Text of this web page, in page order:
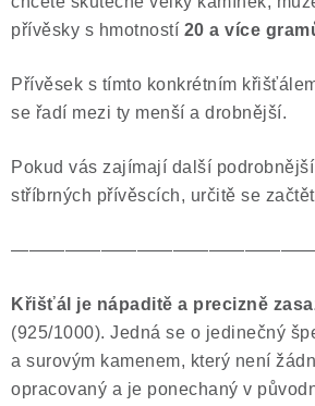
přívěsky s hmotností 20 a více
Přívěsek s tímto konkrétním
se řadí mezi ty menší a drobnější.
Pokud vás zajímají další
stříbrných přívěscích, určitě se
Křišťál je nápaditě a precizně
(925/1000). Jedná se o jedinečný
a surovým kamenem, který není
opracovaný a je ponechaný v